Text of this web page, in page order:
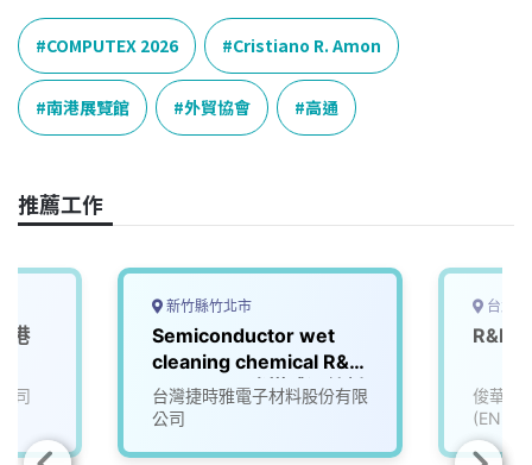
c
e
b
o
o
n
e
r
e
a
d
s
n
k
e
d
I
p
y
L
n
COMPUTEX 2026 Cristiano R. Amon
南港展覽館 外貿協會 高通
推薦工作
港
司
新竹縣竹北市
Semiconductor wet
cleaning chemical R&D
engineer (半導體濕蝕刻
清洗液 R&D )- Process
台灣捷時雅電子材料股份有限
公司
台北
R&D
俊華電